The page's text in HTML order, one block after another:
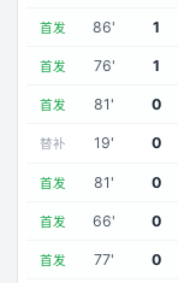
首发 86' 1
首发 76' 1
首发 81' 0
替补 19' 0
首发 81' 0
首发 66' 0
首发 77' 0